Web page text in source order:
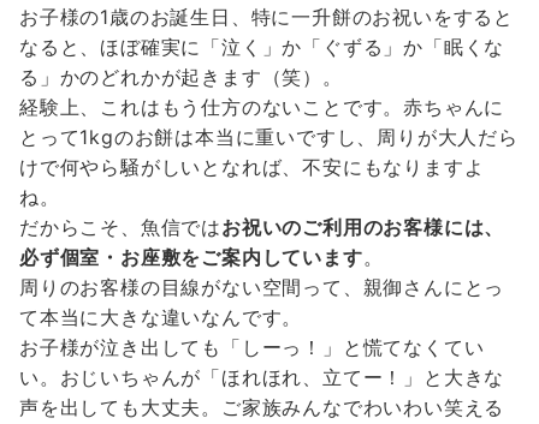
お子様の1歳のお誕生日、特に一升餅のお祝いをすると
なると、ほぼ確実に「泣く」か「ぐずる」か「眠くな
る」かのどれかが起きます（笑）。
経験上、これはもう仕方のないことです。赤ちゃんに
とって1kgのお餅は本当に重いですし、周りが大人だら
けで何やら騒がしいとなれば、不安にもなりますよ
ね。
だからこそ、魚信ではお祝いのご利用のお客様には、
必ず個室・お座敷をご案内しています。
周りのお客様の目線がない空間って、親御さんにとっ
て本当に大きな違いなんです。
お子様が泣き出しても「しーっ！」と慌てなくてい
い。おじいちゃんが「ほれほれ、立てー！」と大きな
声を出しても大丈夫。ご家族みんなでわいわい笑える